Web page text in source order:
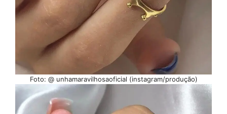
Foto: @ unhamaravilhosaoficial (instagram/produção)